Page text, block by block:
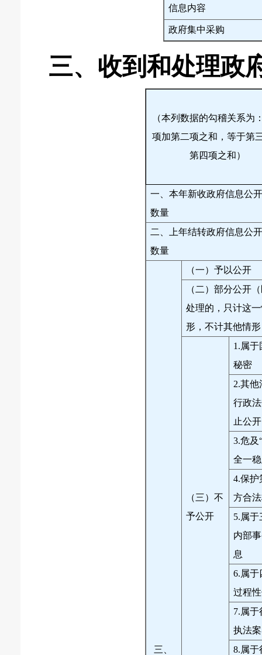
信息内容
政府集中采购
三、收到和处理政
（本列数据的勾稽关系为
项加第二项之和，等于第
第四项之和）
一、本年新收政府信息公
数量
二、上年结转政府信息公
数量
三、
（一）予以公开
（二）部分公开
处理的，只计这
形，不计其他情
（三）不
予公开
1.属于
秘密
2.其他
行政
止公开
3.危及
全一
4.保护
方合
5.属于
内部
息
6.属于
过程
7.属于
执法
8.属于